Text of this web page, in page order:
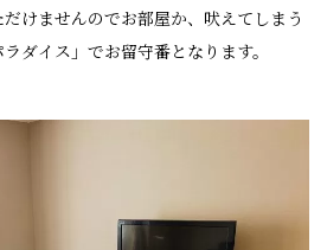
けませんのでお部屋か、吠えてしまう
ダイス」でお留守番となります。